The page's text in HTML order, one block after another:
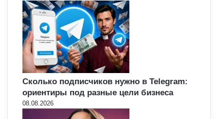
Сколько подписчиков нужно в Telegram:
ориентиры под разные цели бизнеса
08.08.2026